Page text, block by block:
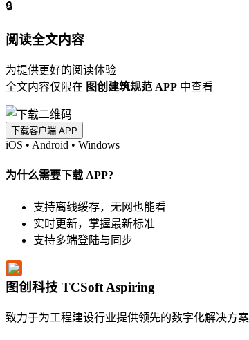
🔒
阅读全文内容
为提供更好的阅读体验
全文内容仅限在 图创建筑规范 APP 中查看
下载客户端 APP
iOS • Android • Windows
为什么需要下载 APP?
支持离线缓存，无网也能看
实时更新，掌握最新标准
支持多端登陆与同步
图创科技 TCSoft Aspiring
致力于为工程建设行业提供领先的数字化解决方